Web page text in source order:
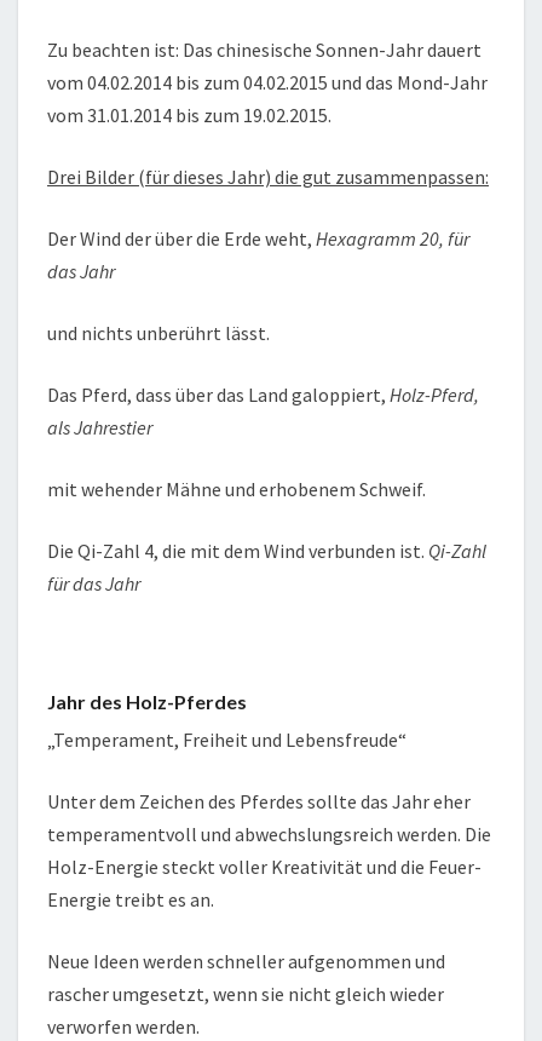
Zu beachten ist: Das chinesische Sonnen-Jahr dauert
vom 04.02.2014 bis zum 04.02.2015 und das Mond-Jahr
vom 31.01.2014 bis zum 19.02.2015.
Drei Bilder (für dieses Jahr) die gut zusammenpassen:
Der Wind der über die Erde weht, Hexagramm 20, für
das Jahr
und nichts unberührt lässt.
Das Pferd, dass über das Land galoppiert, Holz-Pferd,
als Jahrestier
mit wehender Mähne und erhobenem Schweif.
Die Qi-Zahl 4, die mit dem Wind verbunden ist. Qi-Zahl
für das Jahr
Jahr des Holz-Pferdes
„Temperament, Freiheit und Lebensfreude“
Unter dem Zeichen des Pferdes sollte das Jahr eher
temperamentvoll und abwechslungsreich werden. Die
Holz-Energie steckt voller Kreativität und die Feuer-
Energie treibt es an.
Neue Ideen werden schneller aufgenommen und
rascher umgesetzt, wenn sie nicht gleich wieder
verworfen werden.